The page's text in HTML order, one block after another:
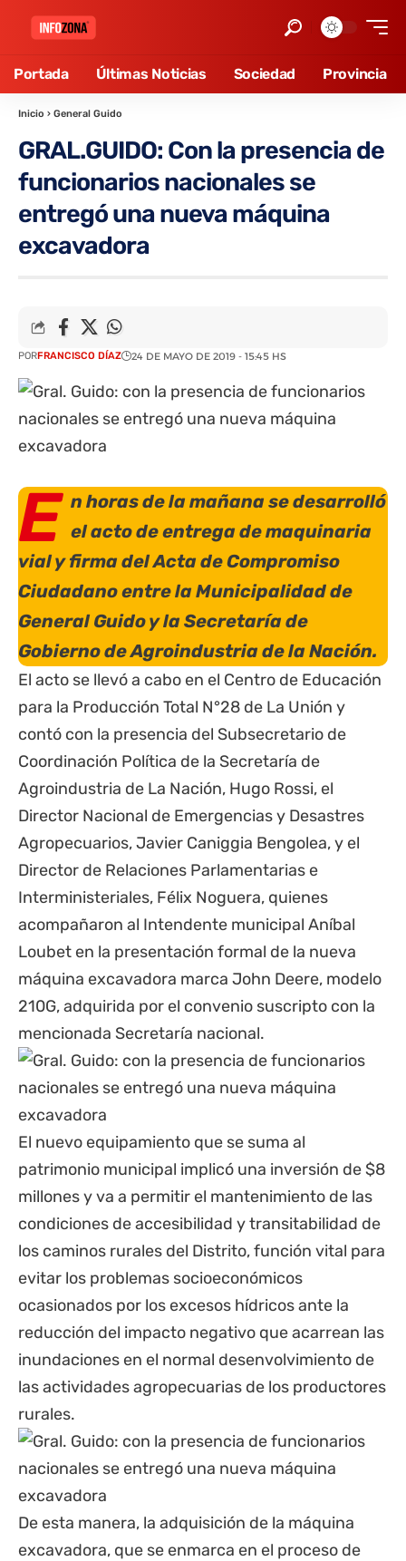
Portada Últimas Noticias Sociedad Provincia
Inicio › General Guido
GRAL.GUIDO: Con la presencia de
funcionarios nacionales se
entregó una nueva máquina
excavadora
PORFRANCISCO DÍAZ 24 DE MAYO DE 2019 - 15:45 HS
E n horas de la mañana se desarrolló
el acto de entrega de maquinaria
vial y firma del Acta de Compromiso
Ciudadano entre la Municipalidad de
General Guido y la Secretaría de
Gobierno de Agroindustria de la Nación.
El acto se llevó a cabo en el Centro de Educación
para la Producción Total N°28 de La Unión y
contó con la presencia del Subsecretario de
Coordinación Política de la Secretaría de
Agroindustria de La Nación, Hugo Rossi, el
Director Nacional de Emergencias y Desastres
Agropecuarios, Javier Caniggia Bengolea, y el
Director de Relaciones Parlamentarias e
Interministeriales, Félix Noguera, quienes
acompañaron al Intendente municipal Aníbal
Loubet en la presentación formal de la nueva
máquina excavadora marca John Deere, modelo
210G, adquirida por el convenio suscripto con la
mencionada Secretaría nacional.
El nuevo equipamiento que se suma al
patrimonio municipal implicó una inversión de $8
millones y va a permitir el mantenimiento de las
condiciones de accesibilidad y transitabilidad de
los caminos rurales del Distrito, función vital para
evitar los problemas socioeconómicos
ocasionados por los excesos hídricos ante la
reducción del impacto negativo que acarrean las
inundaciones en el normal desenvolvimiento de
las actividades agropecuarias de los productores
rurales.
De esta manera, la adquisición de la máquina
excavadora, que se enmarca en el proceso de